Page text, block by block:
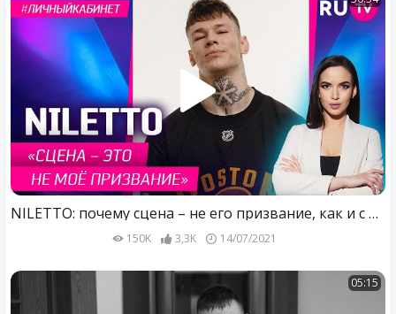
NILETTO: почему сцена – не его призвание, как и с кем живёт, о маме и отношениях / Личный кабинет
150K 3,3K 14/07/2021
05:15